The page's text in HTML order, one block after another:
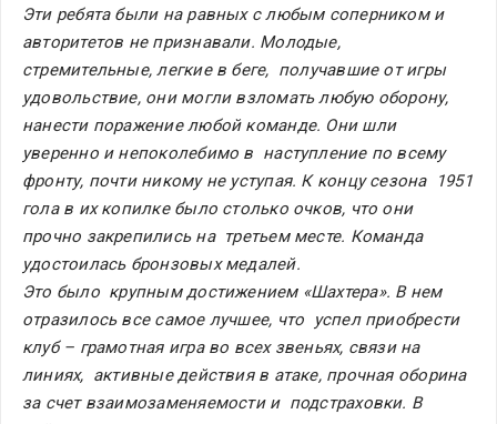
Эти ребята были на равных с любым соперником и
авторитетов не признавали. Молодые,
стремительные, легкие в беге,  получавшие от игры
удовольствие, они могли взломать любую оборону,
нанести поражение любой команде. Они шли
уверенно и непоколебимо в  наступление по всему
фронту, почти никому не уступая. К концу сезона  1951
гола в их копилке было столько очков, что они
прочно закрепились на  третьем месте. Команда
удостоилась бронзовых медалей.
Это было  крупным достижением «Шахтера». В нем
отразилось все самое лучшее, что  успел приобрести
клуб – грамотная игра во всех звеньях, связи на
линиях,  активные действия в атаке, прочная оборина
за счет взаимозаменяемости и  подстраховки. В